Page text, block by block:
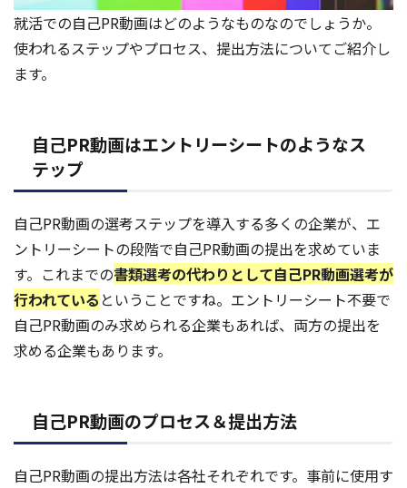
就活での自己PR動画はどのようなものなのでしょうか。
使われるステップやプロセス、提出方法についてご紹介し
ます。
自己PR動画はエントリーシートのようなス
テップ
自己PR動画の選考ステップを導入する多くの企業が、エ
ントリーシートの段階で自己PR動画の提出を求めていま
す。これまでの書類選考の代わりとして自己PR動画選考が
行われている ということですね。エントリーシート不要で
自己PR動画のみ求められる企業もあれば、両方の提出を
求める企業もあります。
自己PR動画のプロセス＆提出方法
自己PR動画の提出方法は各社それぞれです。事前に使用す